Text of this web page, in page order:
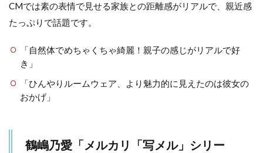
CMでは素の表情で見せる家族との距離感がリアルで、親近感
たっぷりで話題です。
「自然体でめちゃくちゃ綺麗！親子の感じがリアルで好
き」
「ひんやりルームウェア、より魅力的に見えたのは彼女の
おかげ」
鶴嶋乃愛「メルカリ「写メル」シリー